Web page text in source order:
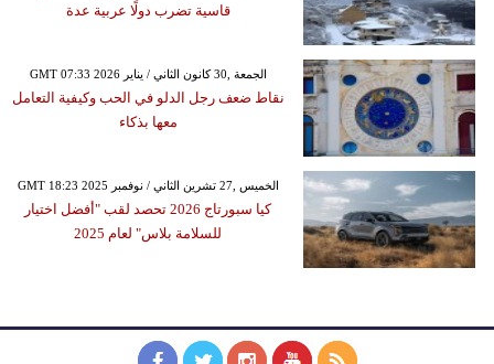
قاسية تضرب دولًا عربية عدة
GMT 07:33 2026 الجمعة ,30 كانون الثاني / يناير
نقاط ضعف رجل الدلو في الحب وكيفية التعامل
معها بذكاء
GMT 18:23 2025 الخميس ,27 تشرين الثاني / نوفمبر
كيا سبورتاج 2026 تحصد لقب "أفضل اختيار
للسلامة بلاس" لعام 2025